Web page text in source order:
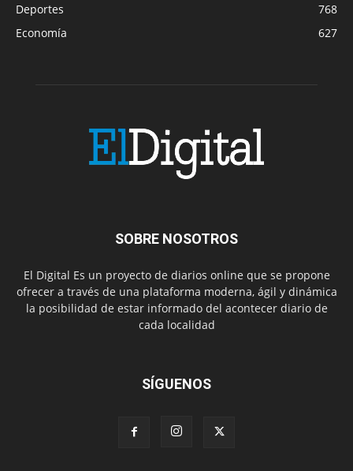
Deportes
768
Economía
627
SOBRE NOSOTROS
El Digital Es un proyecto de diarios online que se propone
ofrecer a través de una plataforma moderna, ágil y dinámica
la posibilidad de estar informado del acontecer diario de
cada localidad
SÍGUENOS